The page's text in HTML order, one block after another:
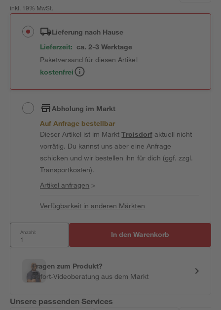
inkl. 19% MwSt.
Lieferung nach Hause
Lieferzeit: ca. 2-3 Werktage
Paketversand für diesen Artikel
kostenfrei
Abholung im Markt
Auf Anfrage bestellbar
Dieser Artikel ist im MarktTroisdorfaktuell nicht
vorrätig. Du kannst uns aber eine Anfrage
schicken und wir bestellen ihn für dich (ggf. zzgl.
Transportkosten).
Artikel anfragen >
Verfügbarkeit in anderen Märkten
Anzahl: In den Warenkorb
Fragen zum Produkt?
Sofort-Videoberatung aus dem Markt
Unsere passenden Services